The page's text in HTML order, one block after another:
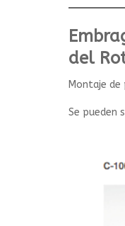
del
Montaje de
Se pueden